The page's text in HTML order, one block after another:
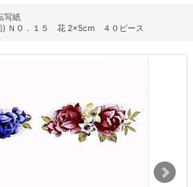
写紙
) ＮＯ．１５ 花 2×5cm ４０ピース